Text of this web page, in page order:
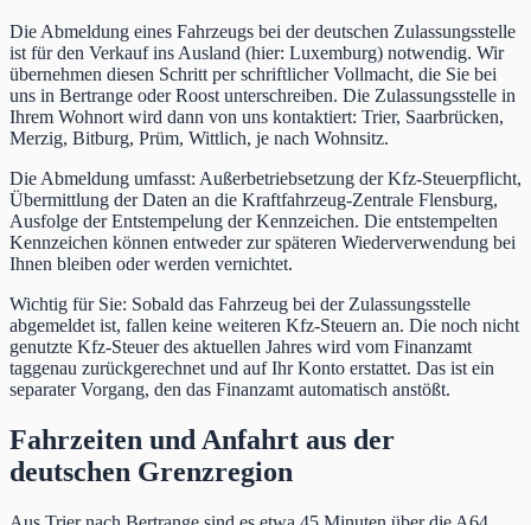
Die Abmeldung eines Fahrzeugs bei der deutschen Zulassungsstelle
ist für den Verkauf ins Ausland (hier: Luxemburg) notwendig. Wir
übernehmen diesen Schritt per schriftlicher Vollmacht, die Sie bei
uns in Bertrange oder Roost unterschreiben. Die Zulassungsstelle in
Ihrem Wohnort wird dann von uns kontaktiert: Trier, Saarbrücken,
Merzig, Bitburg, Prüm, Wittlich, je nach Wohnsitz.
Die Abmeldung umfasst: Außerbetriebsetzung der Kfz-Steuerpflicht,
Übermittlung der Daten an die Kraftfahrzeug-Zentrale Flensburg,
Ausfolge der Entstempelung der Kennzeichen. Die entstempelten
Kennzeichen können entweder zur späteren Wiederverwendung bei
Ihnen bleiben oder werden vernichtet.
Wichtig für Sie: Sobald das Fahrzeug bei der Zulassungsstelle
abgemeldet ist, fallen keine weiteren Kfz-Steuern an. Die noch nicht
genutzte Kfz-Steuer des aktuellen Jahres wird vom Finanzamt
taggenau zurückgerechnet und auf Ihr Konto erstattet. Das ist ein
separater Vorgang, den das Finanzamt automatisch anstößt.
Fahrzeiten und Anfahrt aus der
deutschen Grenzregion